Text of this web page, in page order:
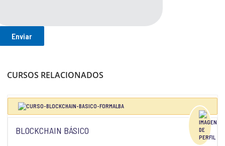
CURSOS RELACIONADOS
BLOCKCHAIN BÁSICO